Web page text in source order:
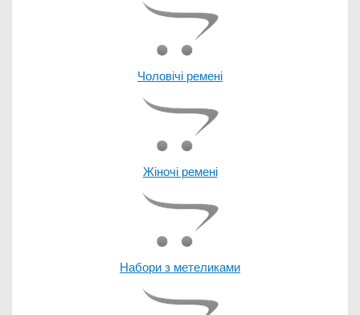
Чоловічі ремені
Жіночі ремені
Набори з метеликами